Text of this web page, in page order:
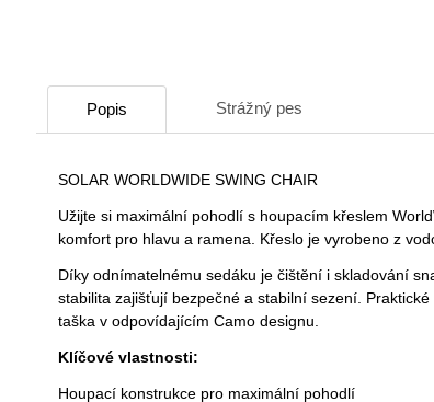
Popis Strážný pes
SOLAR WORLDWIDE SWING CHAIR
Užijte si maximální pohodlí s houpacím křeslem
komfort pro hlavu a ramena. Křeslo je vyrobeno z
Díky odnímatelnému sedáku je čištění i skladování
stabilita zajišťují bezpečné a stabilní sezení.
taška v odpovídajícím Camo designu.
Klíčové vlastnosti:
Houpací konstrukce pro maximální pohodlí